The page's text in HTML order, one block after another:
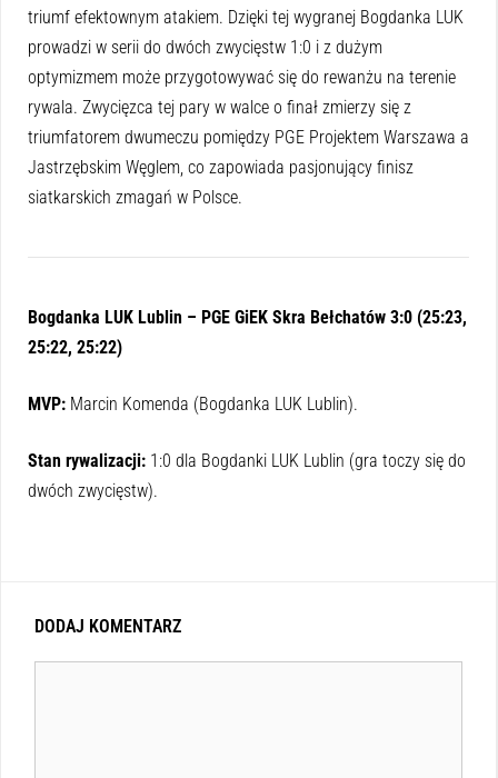
triumf efektownym atakiem. Dzięki tej wygranej Bogdanka LUK
prowadzi w serii do dwóch zwycięstw 1:0 i z dużym
optymizmem może przygotowywać się do rewanżu na terenie
rywala. Zwycięzca tej pary w walce o finał zmierzy się z
triumfatorem dwumeczu pomiędzy PGE Projektem Warszawa a
Jastrzębskim Węglem, co zapowiada pasjonujący finisz
siatkarskich zmagań w Polsce.
Bogdanka LUK Lublin – PGE GiEK Skra Bełchatów 3:0 (25:23,
25:22, 25:22)
MVP: Marcin Komenda (Bogdanka LUK Lublin).
Stan rywalizacji: 1:0 dla Bogdanki LUK Lublin (gra toczy się do
dwóch zwycięstw).
DODAJ KOMENTARZ